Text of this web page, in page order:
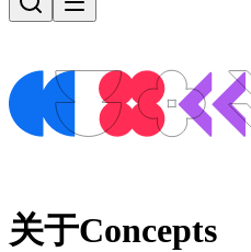
关于Concepts